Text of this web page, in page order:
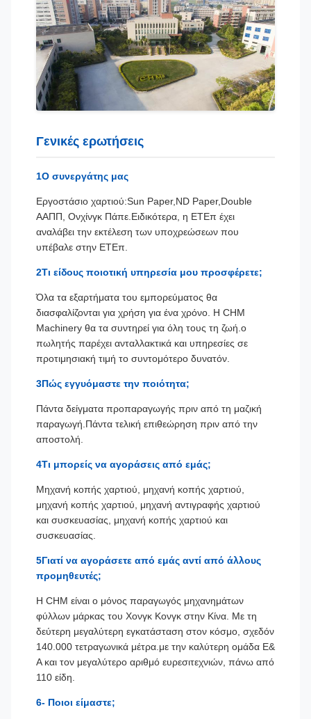
Γενικές ερωτήσεις
1Ο συνεργάτης μας
Εργοστάσιο χαρτιού:Sun Paper,ND Paper,Double
AΑΠΠ, Ονχίνγκ Πάπε. Ειδικότερα, η ΕΤΕπ έχει
αναλάβει την εκτέλεση των υποχρεώσεων που
υπέβαλε στην ΕΤΕπ.
2Τι είδους ποιοτική υπηρεσία μου προσφέρετε;
Όλα τα εξαρτήματα του εμπορεύματος θα
διασφαλίζονται για χρήση για ένα χρόνο. Η CHM
Machinery θα τα συντηρεί για όλη τους τη ζωή.ο
πωλητής παρέχει ανταλλακτικά και υπηρεσίες σε
προτιμησιακή τιμή το συντομότερο δυνατόν.
3Πώς εγγυόμαστε την ποιότητα;
Πάντα δείγματα προπαραγωγής πριν από τη μαζική
παραγωγή.Πάντα τελική επιθεώρηση πριν από την
αποστολή.
4Τι μπορείς να αγοράσεις από εμάς;
Μηχανή κοπής χαρτιού, μηχανή κοπής χαρτιού,
μηχανή κοπής χαρτιού, μηχανή αντιγραφής χαρτιού
και συσκευασίας, μηχανή κοπής χαρτιού και
συσκευασίας.
5Γιατί να αγοράσετε από εμάς αντί από άλλους
προμηθευτές;
Η CHM είναι ο μόνος παραγωγός μηχανημάτων
φύλλων μάρκας του Χονγκ Κονγκ στην Κίνα. Με τη
δεύτερη μεγαλύτερη εγκατάσταση στον κόσμο, σχεδόν
140.000 τετραγωνικά μέτρα.με την καλύτερη ομάδα Ε&
Α και τον μεγαλύτερο αριθμό ευρεσιτεχνιών, πάνω από
110 είδη.
6- Ποιοι είμαστε;